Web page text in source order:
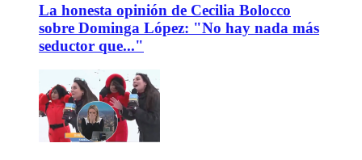
La honesta opinión de Cecilia Bolocco
sobre Dominga López: "No hay nada más
seductor que..."